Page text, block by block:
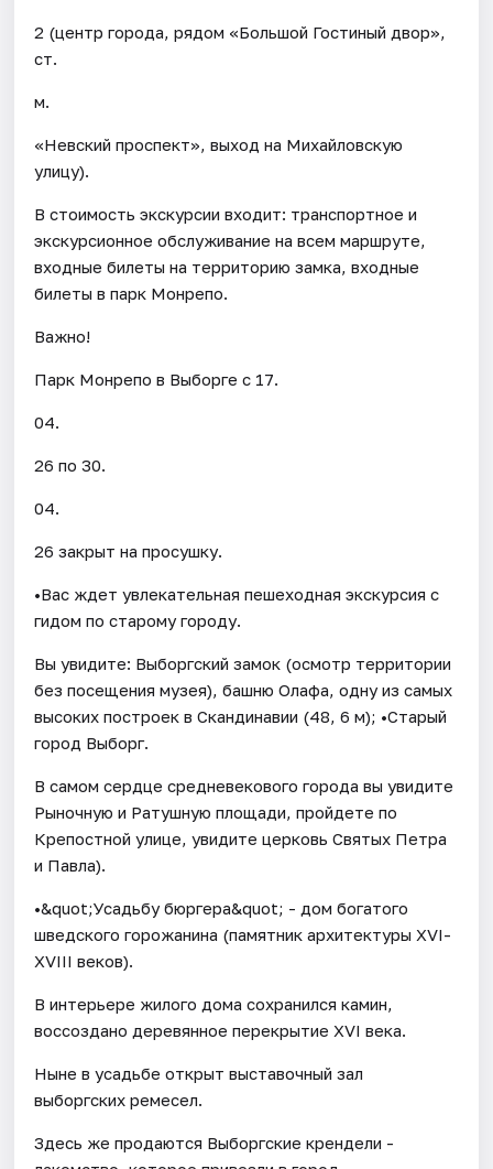
2 (центр города, рядом «Большой Гостиный двор»,
ст.
м.
«Невский проспект», выход на Михайловскую
улицу).
В стоимость экскурсии входит: транспортное и
экскурсионное обслуживание на всем маршруте,
входные билеты на территорию замка, входные
билеты в парк Монрепо.
Важно!
Парк Монрепо в Выборге с 17.
04.
26 по 30.
04.
26 закрыт на просушку.
•Вас ждет увлекательная пешеходная экскурсия с
гидом по старому городу.
Вы увидите: Выборгский замок (осмотр территории
без посещения музея), башню Олафа, одну из самых
высоких построек в Скандинавии (48, 6 м); •Старый
город Выборг.
В самом сердце средневекового города вы увидите
Рыночную и Ратушную площади, пройдете по
Крепостной улице, увидите церковь Святых Петра
и Павла).
•&quot;Усадьбу бюргера&quot; - дом богатого
шведского горожанина (памятник архитектуры XVI-
XVIII веков).
В интерьере жилого дома сохранился камин,
воссоздано деревянное перекрытие XVI века.
Ныне в усадьбе открыт выставочный зал
выборгских ремесел.
Здесь же продаются Выборгские крендели -